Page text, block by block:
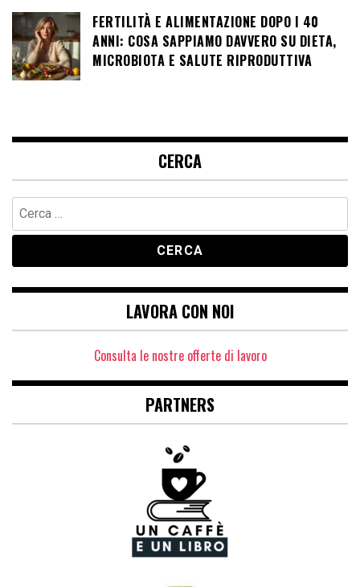
FERTILITÀ E ALIMENTAZIONE DOPO I 40
ANNI: COSA SAPPIAMO DAVVERO SU DIETA,
MICROBIOTA E SALUTE RIPRODUTTIVA
CERCA
Ricerca
per:
LAVORA CON NOI
Consulta le nostre offerte di lavoro
PARTNERS